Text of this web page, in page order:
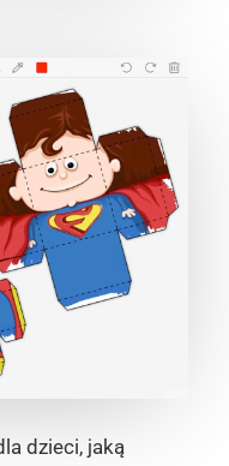
dzieci, jaką